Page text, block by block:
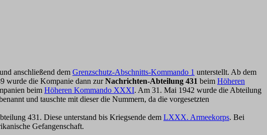
anschließend dem Grenzschutz-Abschnitts-Kommando 1 unterstellt. Ab dem
wurde die Kompanie dann zurNachrichten-Abteilung 431 beim Höheren
beim Höheren Kommando XXXI. Am 31. Mai 1942 wurde die Abteilung
und tauschte mit dieser die Nummern, da die vorgesetzten
431. Diese unterstand bis Kriegsende dem LXXX. Armeekorps. Bei
Gefangenschaft.